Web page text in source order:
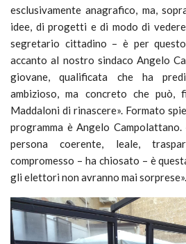
esclusivamente anagrafico, ma,
idee, di progetti e di modo di
segretario cittadino – è per
accanto al nostro sindaco Angelo
giovane, qualificata che ha
ambizioso, ma concreto che può,
Maddaloni di rinascere». Formato
programma è Angelo
persona coerente, leale,
compromesso – ha chiosato – è
gli elettori non avranno mai sorprese».